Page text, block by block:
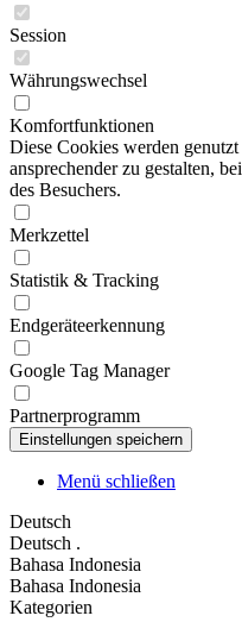
Session
Währungswechsel
Komfortfunktionen
Diese Cookies werden
ansprechender zu gestalten,
des Besuchers.
Merkzettel
Statistik & Tracking
Endgeräteerkennung
Google Tag Manager
Partnerprogramm
Menü schließen
Deutsch
Deutsch .
Bahasa Indonesia
Bahasa Indonesia
Kategorien